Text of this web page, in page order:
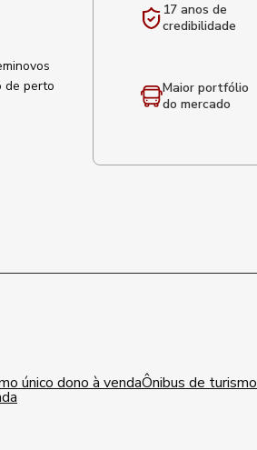
de perto
17 anos de
credibilidade
Maior portfólio
do mercado
único dono à vendaÔnibus de